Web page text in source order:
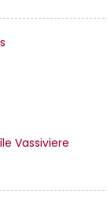
Vassiviere